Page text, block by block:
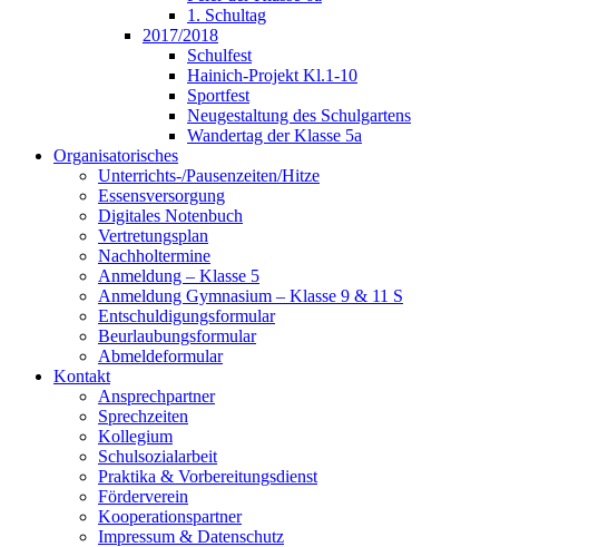
1. Schultag
2017/2018
Schulfest
Hainich-Projekt Kl.1-10
Sportfest
Neugestaltung des Schulgartens
Wandertag der Klasse 5a
Organisatorisches
Unterrichts-/Pausenzeiten/Hitze
Essensversorgung
Digitales Notenbuch
Vertretungsplan
Nachholtermine
Anmeldung – Klasse 5
Anmeldung Gymnasium – Klasse 9 & 11 S
Entschuldigungsformular
Beurlaubungsformular
Abmeldeformular
Kontakt
Ansprechpartner
Sprechzeiten
Kollegium
Schulsozialarbeit
Praktika & Vorbereitungsdienst
Förderverein
Kooperationspartner
Impressum & Datenschutz